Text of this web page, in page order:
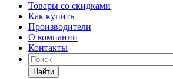
Товары со скидками
Как купить
Производители
О компании
Контакты
Найти